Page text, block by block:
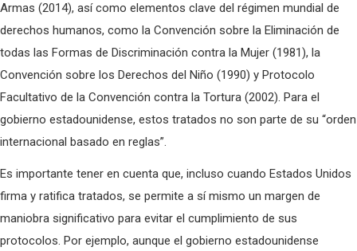
Armas (2014), así como elementos clave del régimen mundial de
derechos humanos, como la Convención sobre la Eliminación de
todas las Formas de Discriminación contra la Mujer (1981), la
Convención sobre los Derechos del Niño (1990) y Protocolo
Facultativo de la Convención contra la Tortura (2002). Para el
gobierno estadounidense, estos tratados no son parte de su “orden
internacional basado en reglas”.
Es importante tener en cuenta que, incluso cuando Estados Unidos
firma y ratifica tratados, se permite a sí mismo un margen de
maniobra significativo para evitar el cumplimiento de sus
protocolos. Por ejemplo, aunque el gobierno estadounidense